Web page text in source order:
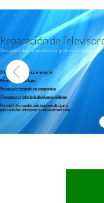
Reparación de
Recogida Gratis y reparaciones urgentes sin coste adicional
20 Años de experiencia en el sector
Precios 25% más bajos.
Presupuesto gratuito sin compromiso
Si no queda satisfecho le devolvemos el dinero
Por solo 30€, mandos a distancia de alta gama
para todos los televisores y marcas del mercado